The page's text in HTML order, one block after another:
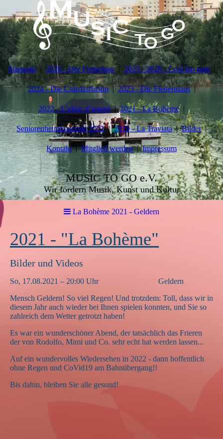
Startseite 2026 - Der Freischütz 2025 / 2026 - Così fan tutte
2024 - Die Csárdásfürstin 2023 - Die Fledermaus
2022 - L’elisir d’amore 2021 - La Bohème
Seniorenheimkonzerte 2021 2019 - La Traviata Bilder
Kontakt Mitglied werden Impressum
MUSIC TO GO e.V.
Wir fördern Musik, Kunst und Kultur
La Bohème 2021 - Geldern
2021 - "La Bohème"
Bilder und Videos
So, 17.08.2021 – 20:00 Uhr Geldern
Mensch Geldern! So viel Regen! Und trotzdem: Toll, dass wir in
diesem Jahr auch wieder bei Ihnen spielen konnten, und Sie so
zahlreich dem Wetter getrotzt haben!
Es war ein wunderschöner Abend, dertatsächlich das Frieren
der von Rodolfo, Mimi und Co. sehr echt hat werden lassen...
Auf ein wundervolles Wiedersehen in 2022 - dann hoffentlich
ohne Regen und CoVid19 am Bahnübergang!!
Bis dahin, bleiben Sie alle gesund!